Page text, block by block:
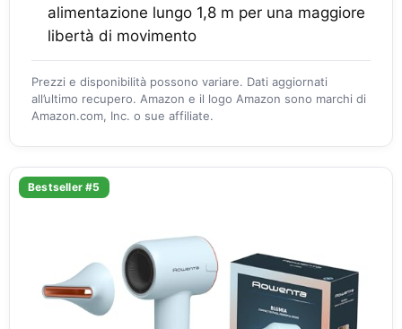
alimentazione lungo 1,8 m per una maggiore
libertà di movimento
Prezzi e disponibilità possono variare. Dati aggiornati
all’ultimo recupero. Amazon e il logo Amazon sono marchi di
Amazon.com, Inc. o sue affiliate.
Bestseller #5